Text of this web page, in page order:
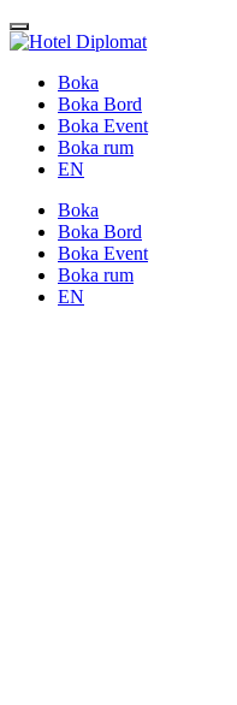
Boka
Boka Bord
Boka Event
Boka rum
EN
Boka
Boka Bord
Boka Event
Boka rum
EN